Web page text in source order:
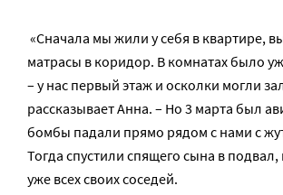
«Сначала мы жили у себя в квартире,
матрасы в коридор. В комнатах было
– у нас первый этаж и осколки могли
рассказывает Анна. – Но 3 марта был
бомбы падали прямо рядом с нами с
Тогда спустили спящего сына в подвал,
уже всех своих соседей.